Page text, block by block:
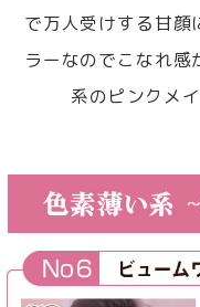
で万人受けする甘
ラーなのでこなれ感
系のピンクメ